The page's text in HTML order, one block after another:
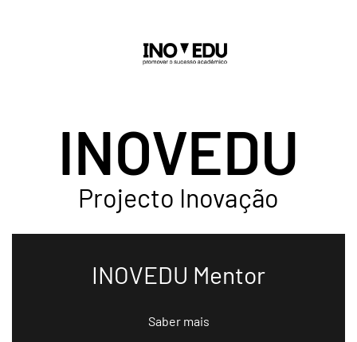
Saltar para o conteúdo principal
INOVEDU
Projecto Inovação
INOVEDU Mentor
Saber mais